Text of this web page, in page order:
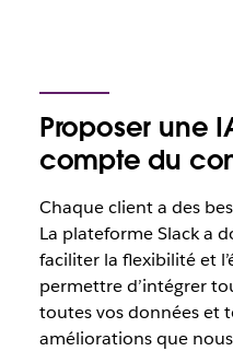
Proposer une
compte du
Chaque client a des
La plateforme Slack a
faciliter la flexibilité et
permettre d’intégrer
toutes vos données et
améliorations que